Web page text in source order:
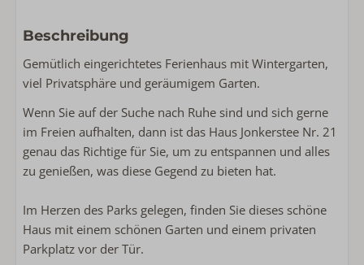
Nichtraucher
Waschmaschine
Wohnen & Kochen
Grundfläche: 68
Komplette Küche
Smart TV
Bügeleisen
Bügelbrett
Spülmaschine
Beschreibung
Gemütlich eingerichtetes Ferienhaus mit Wintergarten,
viel Privatsphäre und geräumigem Garten.
Wenn Sie auf der Suche nach Ruhe sind und sich gerne
im Freien aufhalten, dann ist das Haus Jonkerstee Nr. 21
genau das Richtige für Sie, um zu entspannen und alles
zu genießen, was diese Gegend zu bieten hat.
Im Herzen des Parks gelegen, finden Sie dieses schöne
Haus mit einem schönen Garten und einem privaten
Parkplatz vor der Tür.